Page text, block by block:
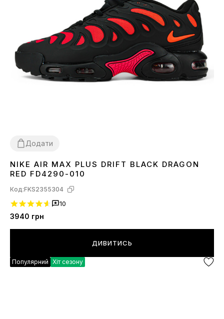
Додати
42
NIKE AIR MAX PLUS DRIFT BLACK DRAGON
RED FD4290-010
Код:FKS2355304
10
3940 грн
ДИВИТИСЬ
Популярний Хіт сезону